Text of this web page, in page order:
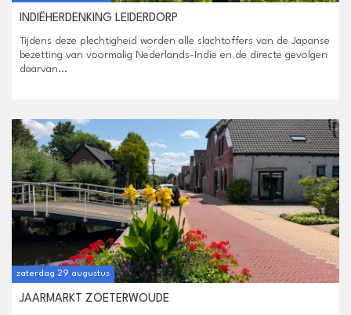
INDIËHERDENKING LEIDERDORP
Tijdens deze plechtigheid worden alle slachtoffers van de Japanse
bezetting van voormalig Nederlands-Indië en de directe gevolgen
daarvan...
zaterdag 29 augustus
JAARMARKT ZOETERWOUDE